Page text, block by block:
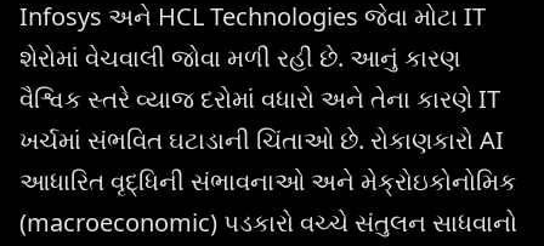
Infosys અને HCL Technologies જેવા મોટા IT
શેરોમાં વેચવાલી જોવા મળી રહી છે. આનું કારણ
વૈશ્વિક સ્તરે વ્યાજ દરોમાં વધારો અને તેના કારણે IT
ખર્ચમાં સંભવિત ઘટાડાની ચિંતાઓ છે. રોકાણકારો AI
આધારિત વૃદ્ધિની સંભાવનાઓ અને મેક્રોઇકોનોમિક
(macroeconomic) પડકારો વચ્ચે સંતુલન સાધવાનો